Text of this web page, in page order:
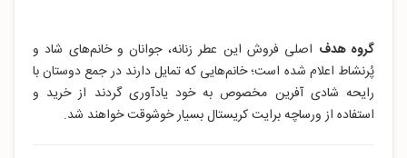
گروه هدف اصلی فروش این عطر زنانه، جوانان و خانم‌های شاد و
پُرنشاط اعلام شده است؛ خانم‌هایی که تمایل دارند در جمع دوستان با
رایحه‌ شادی آفرین مخصوص به خود یادآوری گردند از خرید و
استفاده از ورساچه برایت کریستال بسیار خوشوقت خواهند شد.